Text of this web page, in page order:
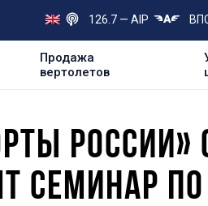
126.7 — AIP
Продажа
вертолетов
РОССИИ»
СЕМИНАР